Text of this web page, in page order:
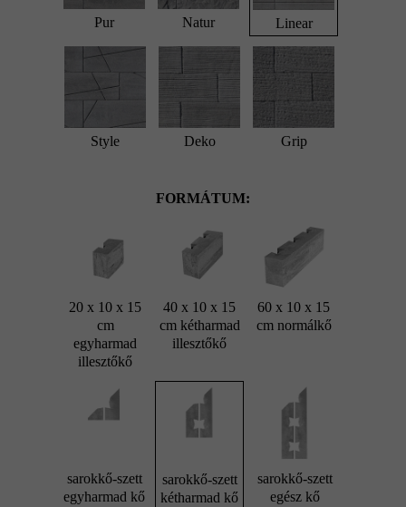
Pur Natur Linear
Style Deko Grip
FORMÁTUM:
20 x 10 x 15
cm
egyharmad
illesztőkő
40 x 10 x 15
cm kétharmad
illesztőkő
60 x 10 x 15
cm normálkő
sarokkő-szett
egyharmad kő
sarokkő-szett
kétharmad kő
sarokkő-szett
egész kő